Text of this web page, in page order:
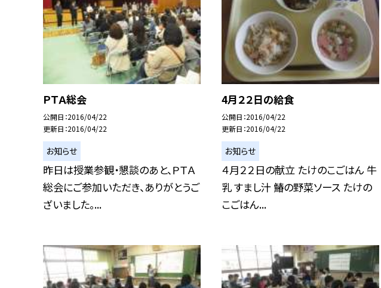
ＰＴＡ総会
公開日 2016/04/22
更新日 2016/04/22
お知らせ
昨日は授業参観・懇談のあと、ＰＴＡ
総会にご参加いただき、ありがとうご
ざいました。...
4月２２日の給食
公開日 2016/04/22
更新日 2016/04/22
お知らせ
４月２２日の献立 たけのこごはん 牛
乳 すまし汁 鰆の野菜ソース たけの
こごはん...